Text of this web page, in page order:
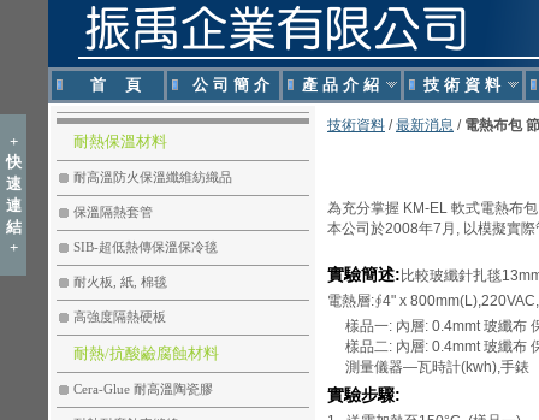
首 頁 公 司 簡 介 產 品 介 紹 技 術 資 料
耐熱保溫材料
耐高溫防火保溫纖維紡織品
保溫隔熱套管
SIB-超低熱傳保溫保冷毯
耐火板, 紙, 棉毯
高強度隔熱硬板
耐熱/抗酸鹼腐蝕材料
Cera-Glue 耐高溫陶瓷膠
技術資料 /最新消息 / 電熱布包
為充分掌握 KM-EL 軟式電熱布
本公司於2008年7月, 以模擬實
實驗簡述: 比較玻纖針扎毯
電熱層:∮4" x
樣品一: 內層: 0.4mmt 玻纖布
樣品二: 內層: 0.4mmt 玻纖布
測量儀器—瓦時計(kwh),手錶
實驗步驟:
+
快
速
連
結
+